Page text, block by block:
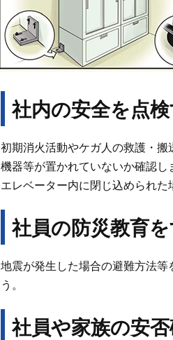
社内の安全を点
初期消火活動やケガ人の救護・
機器等が置かれていないか確認し
エレベーター内に閉じ込められた
社員の防災教育
地震が発生した場合の避難方法等
う。
社員や家族の安